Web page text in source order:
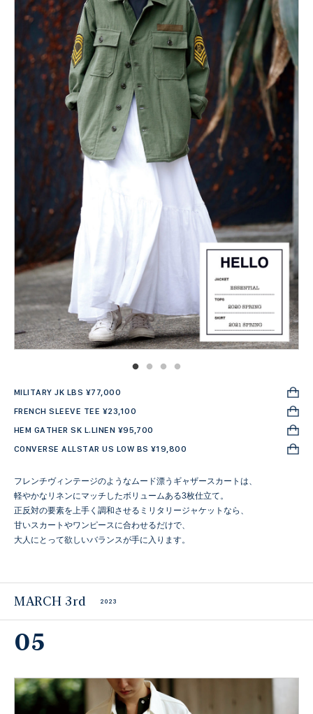
MILITARY JK LBS ¥77,000
FRENCH SLEEVE TEE ¥23,100
HEM GATHER SK L.LINEN ¥95,700
CONVERSE ALLSTAR US LOW BS ¥19,800
フレンチヴィンテージのようなムード漂うギャザースカートは、
軽やかなリネンにマッチしたボリュームある3枚仕立て。
正反対の要素を上手く調和させるミリタリージャケットなら、
甘いスカートやワンピースに合わせるだけで、
大人にとって欲しいバランスが手に入ります。
MARCH 3rd 2023
05